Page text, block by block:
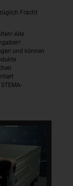
Fracht
Alle
und können